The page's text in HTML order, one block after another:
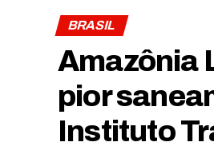
BRASIL
Amazônia
pior
Instituto